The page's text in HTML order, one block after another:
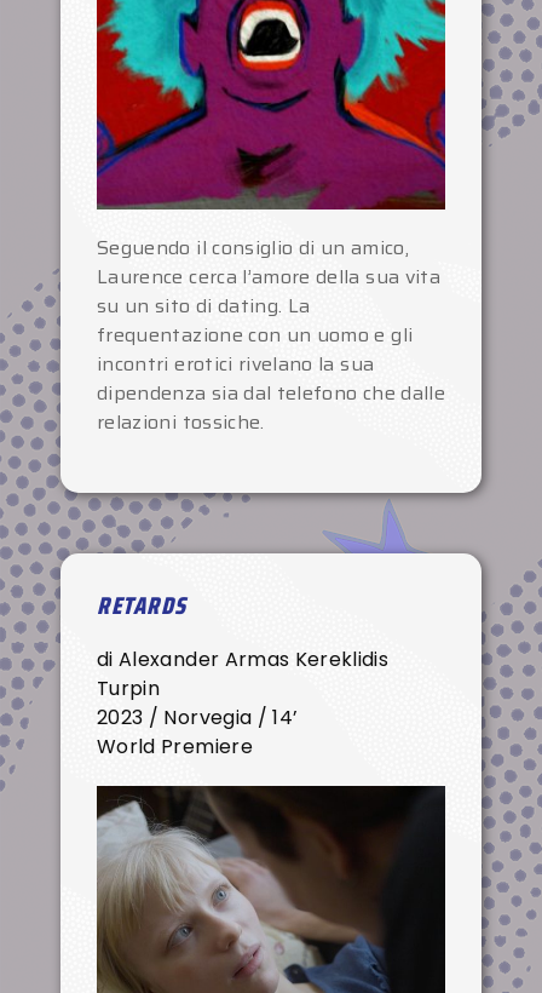
Seguendo il consiglio di un amico,
Laurence cerca l’amore della sua vita
su un sito di dating. La
frequentazione con un uomo e gli
incontri erotici rivelano la sua
dipendenza sia dal telefono che dalle
relazioni tossiche.
RETARDS
di Alexander Armas Kereklidis
Turpin
2023 / Norvegia / 14’
World Premiere